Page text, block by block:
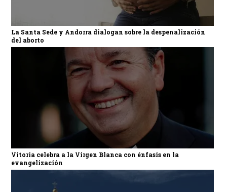
La Santa Sede y Andorra dialogan sobre la despenalización
del aborto
Vitoria celebra a la Virgen Blanca con énfasis en la
evangelización